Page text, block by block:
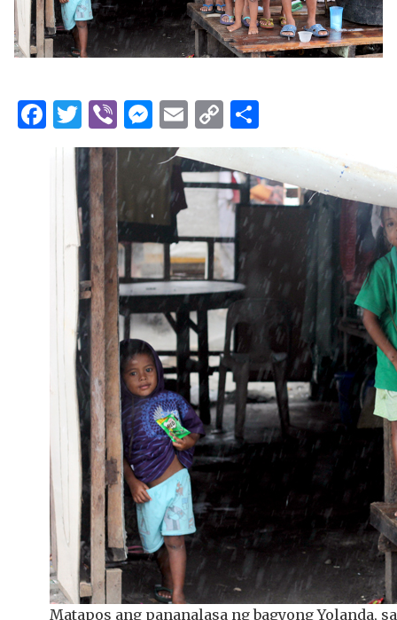
Facebook
Twitter
ViberMessenger
Email
Copy
Link
Matapos ang pananalasa ng bagyong Yolanda,